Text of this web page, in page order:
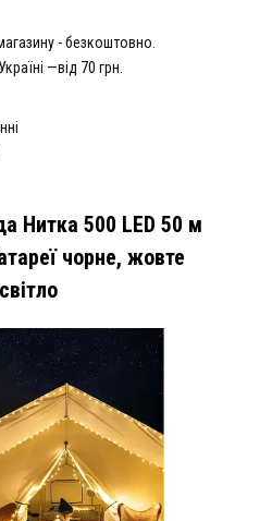
- безкоштовно.
—від 70 грн.
Нитка 500 LED 50 м
чорне, жовте
світло